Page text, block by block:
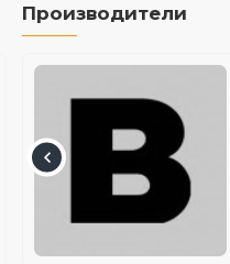
Производители